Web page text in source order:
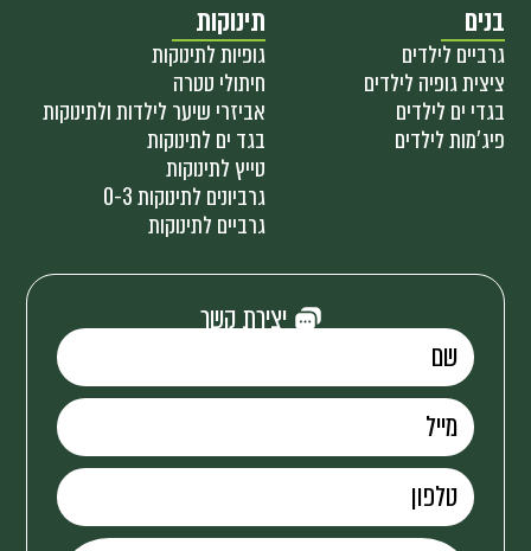
בנים
גרביים לילדים
ציצית גופיה לילדים
בגדי ים לילדים
פיג'מות לילדים
תינוקות
גופיות לתינוקות
חיתולי טטרה
אביזרי שיער לילדות ולתינוקות
בגד ים לתינוקות
טייץ לתינוקות
גרביונים לתינוקות 0-3
גרביים לתינוקות
יצירת קשר